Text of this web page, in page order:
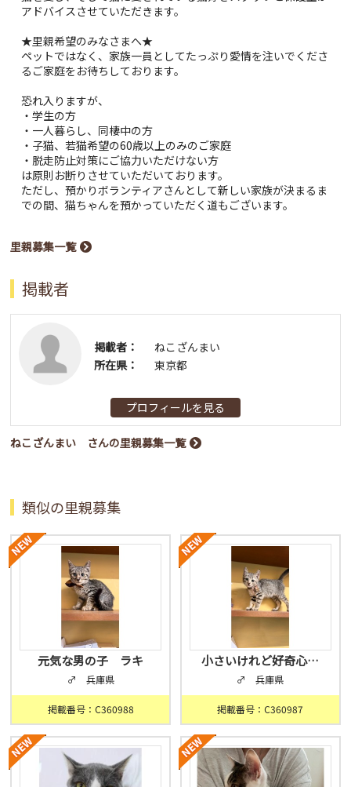
アドバイスさせていただきます。
★里親希望のみなさまへ★
ペットではなく、家族一員としてたっぷり愛情を注いでくださ
るご家庭をお待ちしております。
恐れ入りますが、
・学生の方
・一人暮らし、同棲中の方
・子猫、若猫希望の60歳以上のみのご家庭
・脱走防止対策にご協力いただけない方
は原則お断りさせていただいております。
ただし、預かりボランティアさんとして新しい家族が決まるま
での間、猫ちゃんを預かっていただく道もございます。
里親募集一覧
掲載者
掲載者：
ねこざんまい
所在県：
東京都
プロフィールを見る
ねこざんまい さんの里親募集一覧
類似の里親募集
元気な男の子 ラキ
♂ 兵庫県
掲載番号：C360988
小さいけれど好奇心…
♂ 兵庫県
掲載番号：C360987